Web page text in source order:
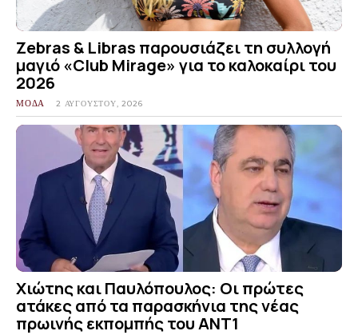
Zebras & Libras παρουσιάζει τη συλλογή
μαγιό «Club Mirage» για το καλοκαίρι του
2026
ΜΟΔΑ 2 ΑΥΓΟΎΣΤΟΥ, 2026
Χιώτης και Παυλόπουλος: Οι πρώτες
ατάκες από τα παρασκήνια της νέας
πρωινής εκπομπής του ΑΝΤ1